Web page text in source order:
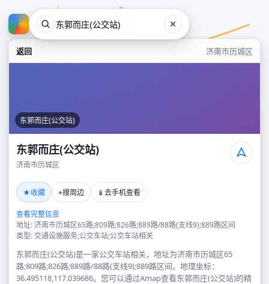
返回 济南市历城区
东郭而庄(公交站)
东郭而庄(公交站)
济南市历城区
★收藏 ⌖搜周边 📱 去手机查看
查看完整信息
地址: 济南市历城区65路;809路;826路;889路/88路(支线9);889路区间
类型: 交通设施服务;公交车站;公交车站相关
东郭而庄(公交站)是一家公交车站相关，地址为济南市历城区65
路;809路;826路;889路/88路(支线9);889路区间。地理坐标：
36.495118,117.039686。您可以通过Amap查看东郭而庄(公交站)的精